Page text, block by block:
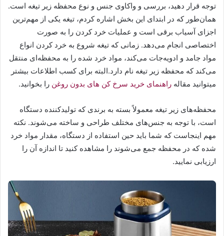
توجه قرار دهید، بررسی و واکاوی جنس و نوع محفظه زیر تیغه است.
همان‌طور که در ابتدای این بخش اشاره کردم، تیغه یکی از مهم‌ترین
اجزای آسیاب برقی است و عملیات خرد کردن را به صورت
اختصاصی انجام می‌دهد. زمانی که تیغه شروع به خرد کردن انواع
مواد جامد و ادویه‌جات می‌کند، مواد خرد شده را به محفظه‌ای منتقل
می‌کند که محفظه زیر تیغه نام دارد.البته برای کسب اطلاعات بیشتر
میتوانید مقاله راهنمای خرید سرخ کن های بدون روغن را بخوانید.
محفظه‌های زیر تیغه معمولاً بسته به برندی که تولیدکننده دستگاه
است، با توجه به جنس‌های مختلف طراحی و ساخته می‌شوند. نکته
مهم اینجاست که شما باید حین استفاده از دستگاه، مقدار مواد خرد
شده که در محفظه جمع می‌شوند را مشاهده کنید تا اندازه آن را
ارزیابی نمایید.